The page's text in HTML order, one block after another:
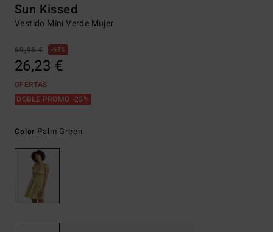
Sun Kissed
Vestido Mini Verde Mujer
69,95 € 63%
26,23 €
OFERTAS
DOBLE PROMO -25%
Color Palm Green